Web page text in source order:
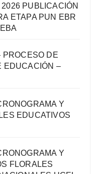
PUBLICACIÓN
ETAPA PUN EBR
PROCESO DE
EDUCACIÓN –
Y
EDUCATIVOS
Y
FLORALES